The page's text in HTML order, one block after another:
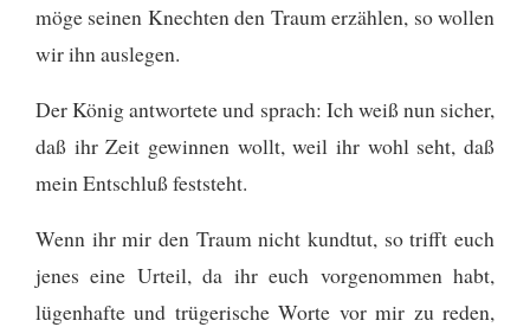
möge seinen Knechten den Traum erzählen, so wollen
wir ihn auslegen.
Der König antwortete und sprach: Ich weiß nun sicher,
daß ihr Zeit gewinnen wollt, weil ihr wohl seht, daß
mein Entschluß feststeht.
Wenn ihr mir den Traum nicht kundtut, so trifft euch
jenes eine Urteil, da ihr euch vorgenommen habt,
lügenhafte und trügerische Worte vor mir zu reden,